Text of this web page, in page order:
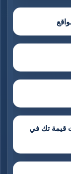
قيمة تك في